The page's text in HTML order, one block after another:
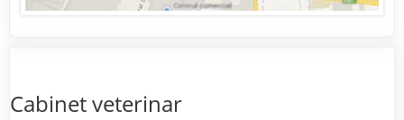
Cabinet veterinar